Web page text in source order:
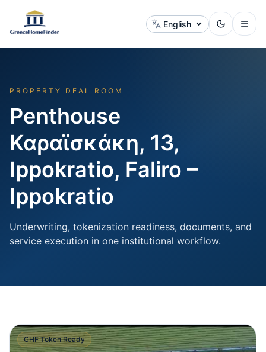
Change language
PROPERTY DEAL ROOM
Penthouse
Καραϊσκάκη, 13,
Ippokratio, Faliro –
Ippokratio
Underwriting, tokenization readiness, documents, and
service execution in one institutional workflow.
GHF Token Ready